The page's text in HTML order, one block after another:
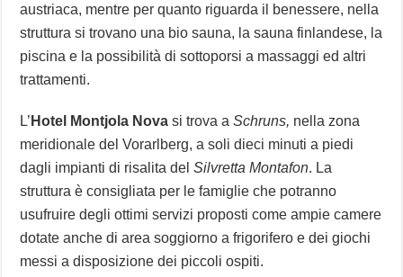
austriaca, mentre per quanto riguarda il benessere, nella
struttura si trovano una bio sauna, la sauna finlandese, la
piscina e la possibilità di sottoporsi a massaggi ed altri
trattamenti.
L’ Hotel Montjola Nova si trova aSchruns, nella zona
meridionale del Vorarlberg, a soli dieci minuti a piedi
dagli impianti di risalita delSilvretta Montafon. La
struttura è consigliata per le famiglie che potranno
usufruire degli ottimi servizi proposti come ampie camere
dotate anche di area soggiorno a frigorifero e dei giochi
messi a disposizione dei piccoli ospiti.